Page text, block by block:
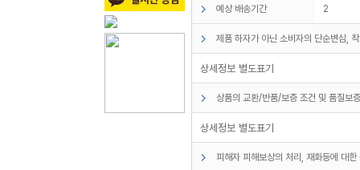
예상 배송기간 2
제품 하자가 아닌 소비자의 단순변심,
상세정보 별도표기
상품의 교환/반품/보증 조건 및 품질보
상세정보 별도표기
피해자 피해보상의 처리, 재화등에 대